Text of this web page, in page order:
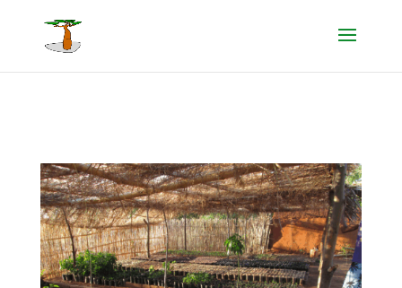
direction: column-reverse; } }